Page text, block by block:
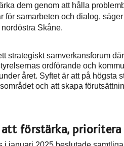
dem genom att hålla
för samarbeten och dialog,
Skåne.
strategiskt samverkansforum
ordförande och
året. Syftet är att på högsta
och att skapa
att förstärka,